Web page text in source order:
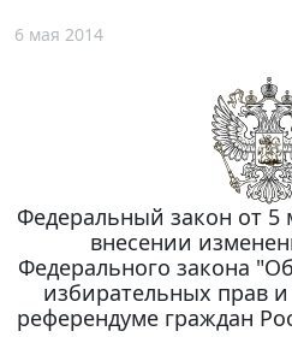
6 мая 2014
Федеральный закон от 5
внесении
Федерального закона
избирательных прав
референдуме граждан